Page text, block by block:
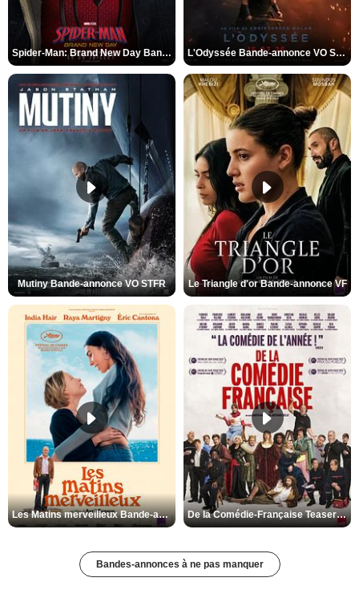
Spider-Man: Brand New Day Bande-annonce VO STFR L'Odyssée Bande-annonce VO STFR
Mutiny Bande-annonce VO STFR Le Triangle d'or Bande-annonce VF
Les Matins merveilleux Bande-annonce VF De la Comédie-Française Teaser VF
Bandes-annonces à ne pas manquer